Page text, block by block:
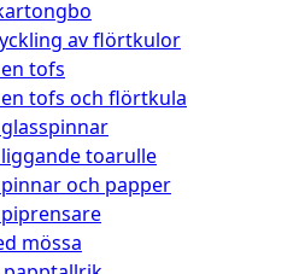
av flörtkulor
tofs
tofs och flörtkula
toarulle
och papper
mössa